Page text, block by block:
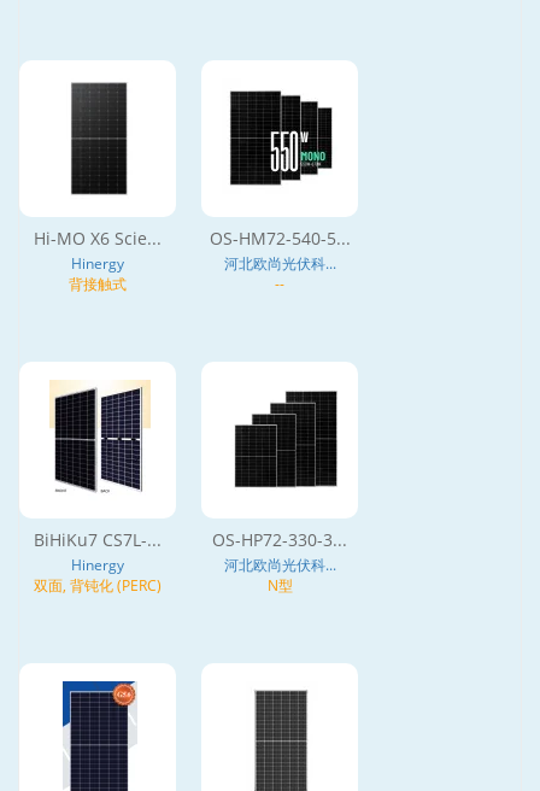
Hi-MO X6 Scie...
Hinergy
背接触式
OS-HM72-540-5...
河北欧尚光伏科...
--
BiHiKu7 CS7L-...
Hinergy
双面, 背钝化 (PERC)
OS-HP72-330-3...
河北欧尚光伏科...
N型